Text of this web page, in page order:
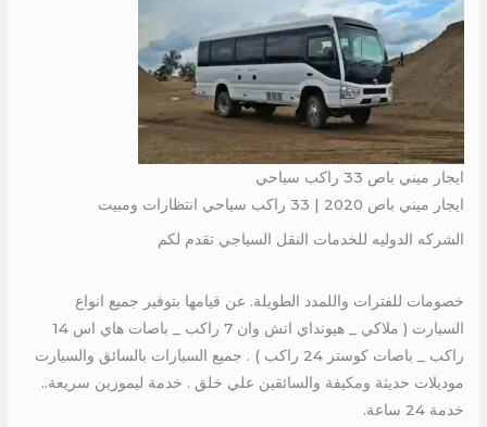
ايجار ميني باص 33 راكب سياحي
ايجار ميني باص 2020 | 33 راكب سياحي انتظارات ومبيت
الشركه الدوليه للخدمات النقل السياجي تقدم لكم
خصومات للفترات واللمدد الطويلة. عن قيامها بتوفير جميع انواع
السيارت ( ملاكي _ هيونداي اتش وان 7 راكب _ باصات هاي اس 14
راكب _ باصات كوستر 24 راكب ) . جميع السيارات بالسائق والسيارت
موديلات حديثة ومكيفة والسائقين علي خلق . خدمة ليموزين سريعة..
خدمة 24 ساعة.